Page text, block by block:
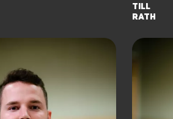
Till
Rath